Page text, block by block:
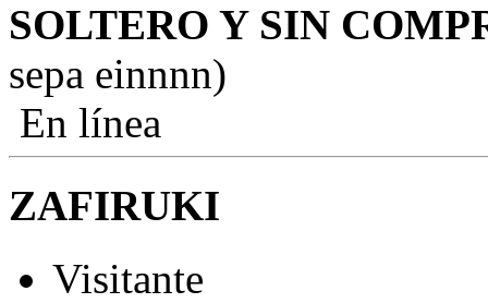
SOLTERO Y SIN
sepa einnnn)
En línea
ZAFIRUKI
Visitante